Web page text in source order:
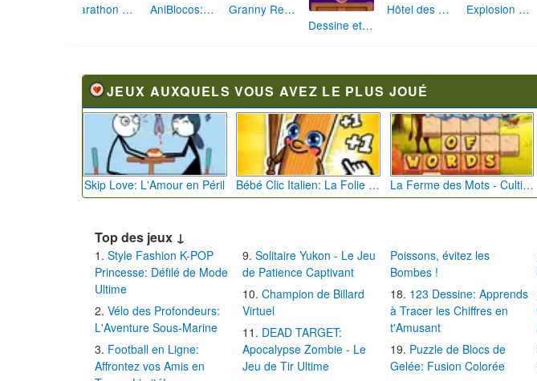
Marathon Champion io AniBlocos: Connecte les Animaux Mignons!
Granny Revient 3D : Destin Maléfique
Dessine et Écrase : Le Jeu des Monstres
Hôtel des Animaux de Rêve Explosion de Blocs de Sable
JEUX AUXQUELS VOUS AVEZ LE PLUS JOUÉ
Skip Love: L'Amour en Péril Bébé Clic Italien: La Folie des Petits Bambins La Ferme des Mots - Cultivez votre Vocabulaire
Top des jeux ↓
Style Fashion K-POP
Princesse: Défilé de Mode
Ultime
Vélo des Profondeurs:
L'Aventure Sous-Marine
Football en Ligne:
Affrontez vos Amis en
Solitaire Yukon - Le Jeu
de Patience Captivant
Champion de Billard
Virtuel
DEAD TARGET:
Apocalypse Zombie - Le
Jeu de Tir Ultime
Poissons, évitez les
Bombes !
123 Dessine: Apprends
à Tracer les Chiffres en
t'Amusant
Puzzle de Blocs de
Gelée: Fusion Colorée